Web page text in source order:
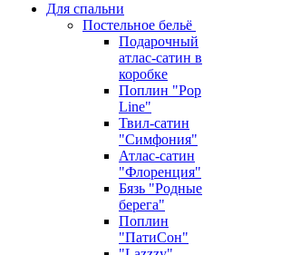
Для спальни
Постельное бельё
Подарочный
атлас-сатин в
коробке
Поплин "Pop
Line"
Твил-сатин
"Симфония"
Атлас-сатин
"Флоренция"
Бязь "Родные
берега"
Поплин
"ПатиСон"